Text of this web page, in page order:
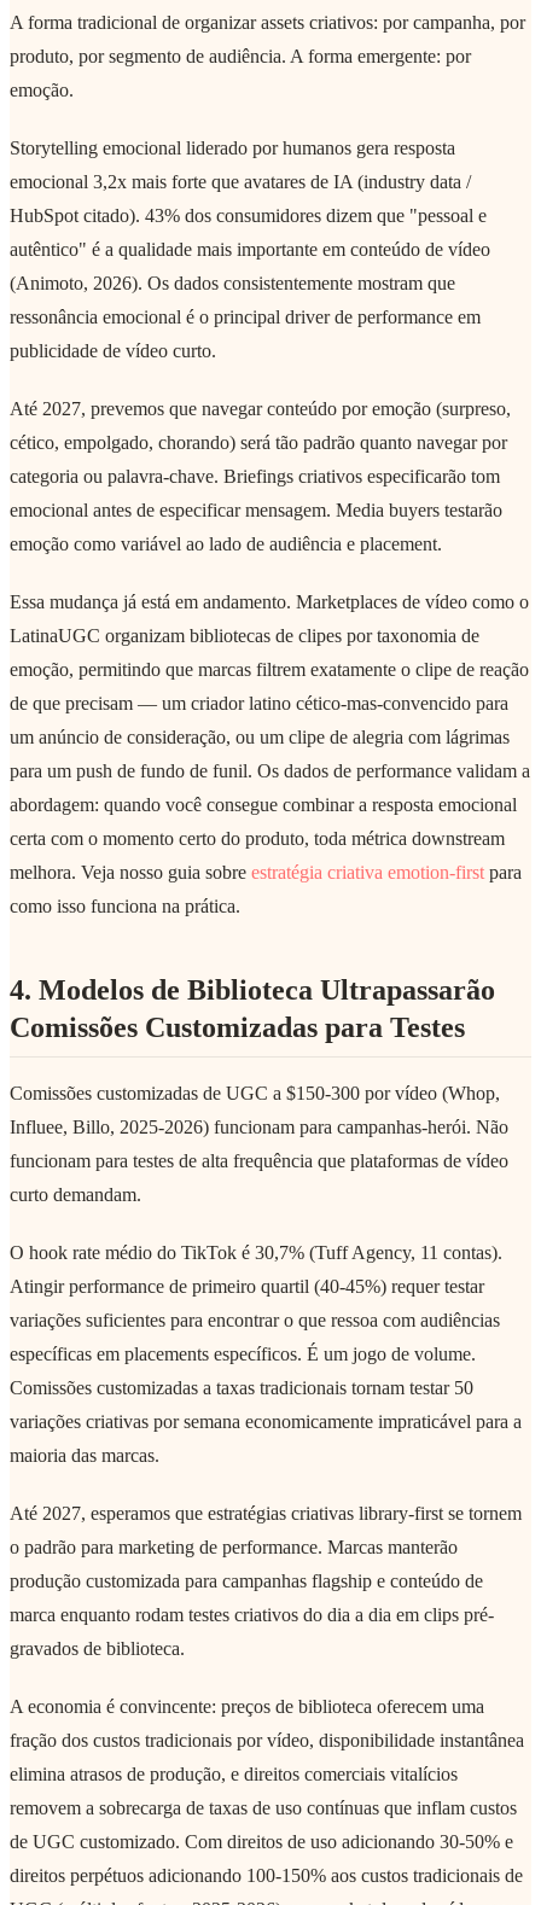
A forma tradicional de organizar assets criativos: por campanha, por
produto, por segmento de audiência. A forma emergente: por
emoção.
Storytelling emocional liderado por humanos gera resposta
emocional 3,2x mais forte que avatares de IA (industry data /
HubSpot citado). 43% dos consumidores dizem que "pessoal e
autêntico" é a qualidade mais importante em conteúdo de vídeo
(Animoto, 2026). Os dados consistentemente mostram que
ressonância emocional é o principal driver de performance em
publicidade de vídeo curto.
Até 2027, prevemos que navegar conteúdo por emoção (surpreso,
cético, empolgado, chorando) será tão padrão quanto navegar por
categoria ou palavra-chave. Briefings criativos especificarão tom
emocional antes de especificar mensagem. Media buyers testarão
emoção como variável ao lado de audiência e placement.
Essa mudança já está em andamento. Marketplaces de vídeo como o
LatinaUGC organizam bibliotecas de clipes por taxonomia de
emoção, permitindo que marcas filtrem exatamente o clipe de reação
de que precisam — um criador latino cético-mas-convencido para
um anúncio de consideração, ou um clipe de alegria com lágrimas
para um push de fundo de funil. Os dados de performance validam a
abordagem: quando você consegue combinar a resposta emocional
certa com o momento certo do produto, toda métrica downstream
melhora. Veja nosso guia sobre estratégia criativa emotion-first para
como isso funciona na prática.
4. Modelos de Biblioteca Ultrapassarão
Comissões Customizadas para Testes
Comissões customizadas de UGC a $150-300 por vídeo (Whop,
Influee, Billo, 2025-2026) funcionam para campanhas-herói. Não
funcionam para testes de alta frequência que plataformas de vídeo
curto demandam.
O hook rate médio do TikTok é 30,7% (Tuff Agency, 11 contas).
Atingir performance de primeiro quartil (40-45%) requer testar
variações suficientes para encontrar o que ressoa com audiências
específicas em placements específicos. É um jogo de volume.
Comissões customizadas a taxas tradicionais tornam testar 50
variações criativas por semana economicamente impraticável para a
maioria das marcas.
Até 2027, esperamos que estratégias criativas library-first se tornem
o padrão para marketing de performance. Marcas manterão
produção customizada para campanhas flagship e conteúdo de
marca enquanto rodam testes criativos do dia a dia em clips pré-
gravados de biblioteca.
A economia é convincente: preços de biblioteca oferecem uma
fração dos custos tradicionais por vídeo, disponibilidade instantânea
elimina atrasos de produção, e direitos comerciais vitalícios
removem a sobrecarga de taxas de uso contínuas que inflam custos
de UGC customizado. Com direitos de uso adicionando 30-50% e
direitos perpétuos adicionando 100-150% aos custos tradicionais de